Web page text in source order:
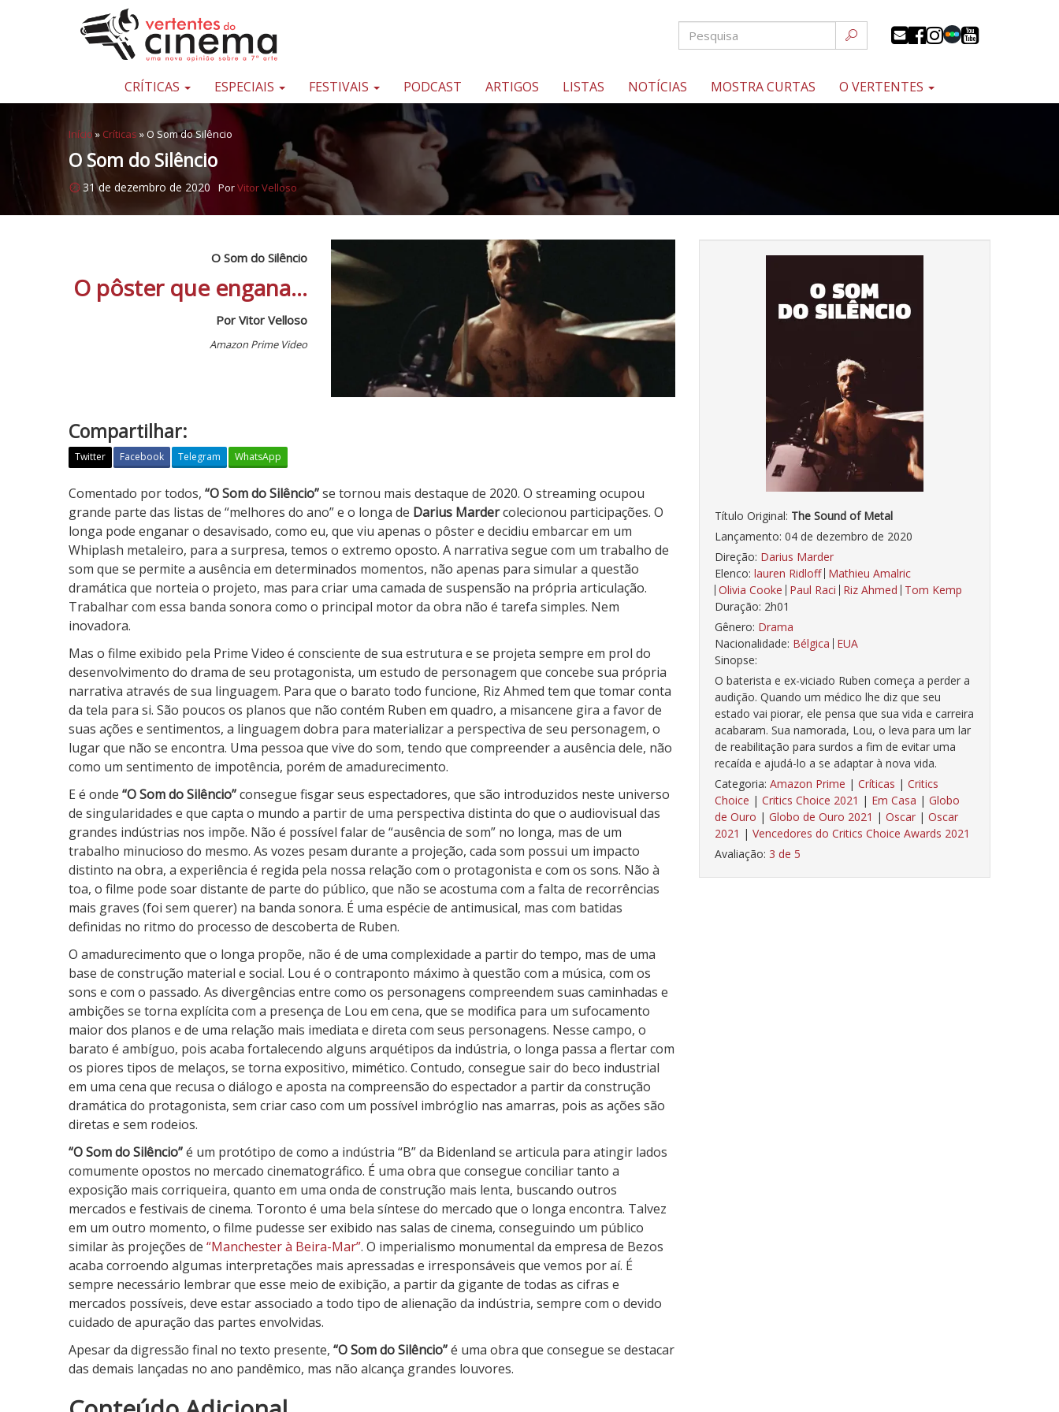
Pular para o conteúdo
Uma
sobre
sétima
arte
CRÍTICAS ESPECIAIS FESTIVAIS PODCAST ARTIGOS LISTAS NOTÍCIAS MOSTRA CURTAS O VERTENTES
Início » Críticas »O Som do Silêncio
O Som do Silêncio
31 de dezembro de 2020 PorVitor Velloso
Título Original: The Sound of Metal
Lançamento: 04 de dezembro de 2020
Direção: Darius Marder
Elenco: lauren Ridloff Mathieu Amalric
Olivia Cooke Paul Raci Riz Ahmed Tom Kemp
Duração: 2h01
Gênero: Drama
Nacionalidade: Bélgica EUA
Sinopse:
O baterista e ex-viciado Ruben começa a perder a
audição. Quando um médico lhe diz que seu
estado vai piorar, ele pensa que sua vida e carreira
acabaram. Sua namorada, Lou, o leva para um lar
de reabilitação para surdos a fim de evitar uma
recaída e ajudá-lo a se adaptar à nova vida.
Categoria: Amazon Prime | Críticas | Critics
Choice | Critics Choice 2021 | Em Casa | Globo
de Ouro | Globo de Ouro 2021 | Oscar | Oscar
2021 | Vencedores do Critics Choice Awards 2021
Avaliação: 3 de 5
O Som do Silêncio
O pôster que engana...
Por Vitor Velloso
Amazon Prime Video
Compartilhar:
Twitter Facebook Telegram WhatsApp
O
S
o
m
d
o
S
i
l
ê
n
c
i
o
Comentado por todos, “O Som do Silêncio”se tornou mais destaque de 2020. O streaming ocupou
grande parte das listas de “melhores do ano” e o longa de Darius Mardercolecionou participações. O
longa pode enganar o desavisado, como eu, que viu apenas o pôster e decidiu embarcar em um
Whiplash metaleiro, para a surpresa, temos o extremo oposto. A narrativa segue com um trabalho de
som que se permite a ausência em determinados momentos, não apenas para simular a questão
dramática que norteia o projeto, mas para criar uma camada de suspensão na própria articulação.
Trabalhar com essa banda sonora como o principal motor da obra não é tarefa simples. Nem
inovadora.
Mas o filme exibido pela Prime Video é consciente de sua estrutura e se projeta sempre em prol do
desenvolvimento do drama de seu protagonista, um estudo de personagem que concebe sua própria
narrativa através de sua linguagem. Para que o barato todo funcione, Riz Ahmed tem que tomar conta
da tela para si. São poucos os planos que não contém Ruben em quadro, a misancene gira a favor de
suas ações e sentimentos, a linguagem dobra para materializar a perspectiva de seu personagem, o
lugar que não se encontra. Uma pessoa que vive do som, tendo que compreender a ausência dele, não
como um sentimento de impotência, porém de amadurecimento.
E é onde “O Som do Silêncio”consegue fisgar seus espectadores, que são introduzidos neste universo
de singularidades e que capta o mundo a partir de uma perspectiva distinta do que o audiovisual das
grandes indústrias nos impõe. Não é possível falar de “ausência de som” no longa, mas de um
trabalho minucioso do mesmo. As vozes pesam durante a projeção, cada som possui um impacto
distinto na obra, a experiência é regida pela nossa relação com o protagonista e com os sons. Não à
toa, o filme pode soar distante de parte do público, que não se acostuma com a falta de recorrências
mais graves (foi sem querer) na banda sonora. É uma espécie de antimusical, mas com batidas
definidas no ritmo do processo de descoberta de Ruben.
O amadurecimento que o longa propõe, não é de uma complexidade a partir do tempo, mas de uma
base de construção material e social. Lou é o contraponto máximo à questão com a música, com os
sons e com o passado. As divergências entre como os personagens compreendem suas caminhadas e
ambições se torna explícita com a presença de Lou em cena, que se modifica para um sufocamento
maior dos planos e de uma relação mais imediata e direta com seus personagens. Nesse campo, o
barato é ambíguo, pois acaba fortalecendo alguns arquétipos da indústria, o longa passa a flertar com
os piores tipos de melaços, se torna expositivo, mimético. Contudo, consegue sair do beco industrial
em uma cena que recusa o diálogo e aposta na compreensão do espectador a partir da construção
dramática do protagonista, sem criar caso com um possível imbróglio nas amarras, pois as ações são
diretas e sem rodeios.
“O Som do Silêncio”é um protótipo de como a indústria “B” da Bidenland se articula para atingir lados
comumente opostos no mercado cinematográfico. É uma obra que consegue conciliar tanto a
exposição mais corriqueira, quanto em uma onda de construção mais lenta, buscando outros
mercados e festivais de cinema. Toronto é uma bela síntese do mercado que o longa encontra. Talvez
em um outro momento, o filme pudesse ser exibido nas salas de cinema, conseguindo um público
similar às projeções de “Manchester à Beira-Mar”. O imperialismo monumental da empresa de Bezos
acaba corroendo algumas interpretações mais apressadas e irresponsáveis que vemos por aí. É
sempre necessário lembrar que esse meio de exibição, a partir da gigante de todas as cifras e
mercados possíveis, deve estar associado a todo tipo de alienação da indústria, sempre com o devido
cuidado de apuração das partes envolvidas.
Apesar da digressão final no texto presente, “O Som do Silêncio”é uma obra que consegue se destacar
das demais lançadas no ano pandêmico, mas não alcança grandes louvores.